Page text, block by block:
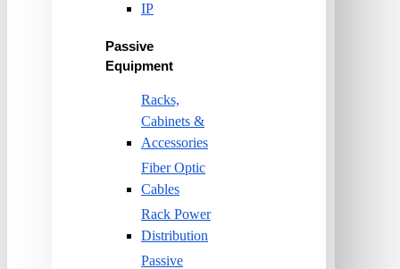
IP
Passive
Equipment
Racks,
Cabinets &
Accessories
Fiber Optic
Cables
Rack Power
Distribution
Passive